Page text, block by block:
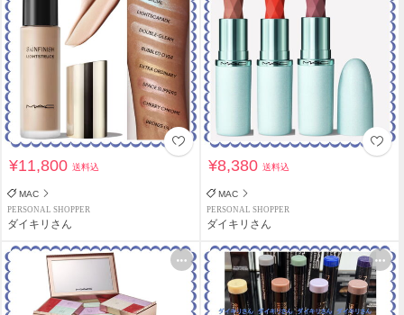
¥11,800送料込
MAC
PERSONAL SHOPPER
ダイキリさん
¥8,380送料込
MAC
PERSONAL SHOPPER
ダイキリさん